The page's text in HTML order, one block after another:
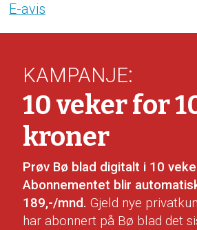
E-avis
KAMPANJE:
10 veker for
kroner
Prøv Bø blad digitalt i 10
Abonnementet blir
189,-/mnd.Gjeld nye
har abonnert på Bø blad det